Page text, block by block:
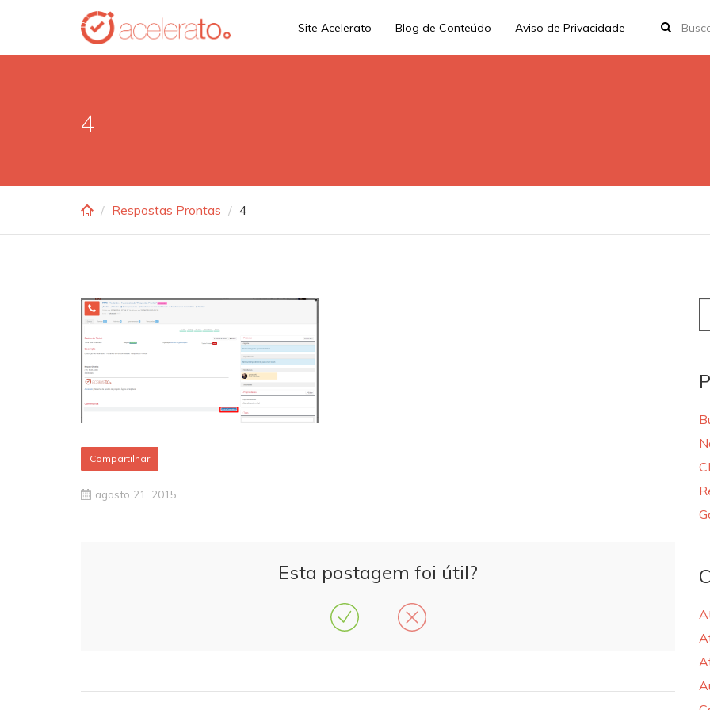
main
Site Acelerato Blog de Conteúdo Aviso de Privacidade
4
Respostas Prontas 4
Compartilhar
agosto 21, 2015
Esta postagem foi útil?